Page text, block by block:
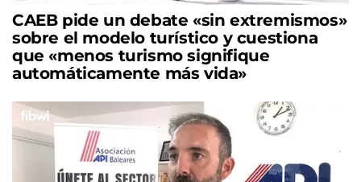
CAEB pide un debate «sin extremismos»
sobre el modelo turístico y cuestiona
que «menos turismo signifique
automáticamente más vida»